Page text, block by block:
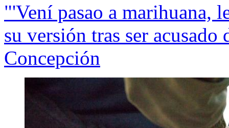
"'Vení pasao a marihuana,
su versión tras ser acusado
Concepción